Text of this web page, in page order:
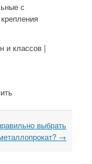
с
и классов |
выбрать
→